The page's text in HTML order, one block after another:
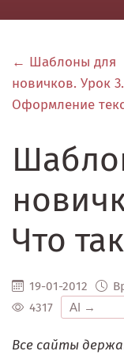
← Шаблоны для
новичков. Урок 3.
Оформление
Что
19-01-2012
4317
Все сайты